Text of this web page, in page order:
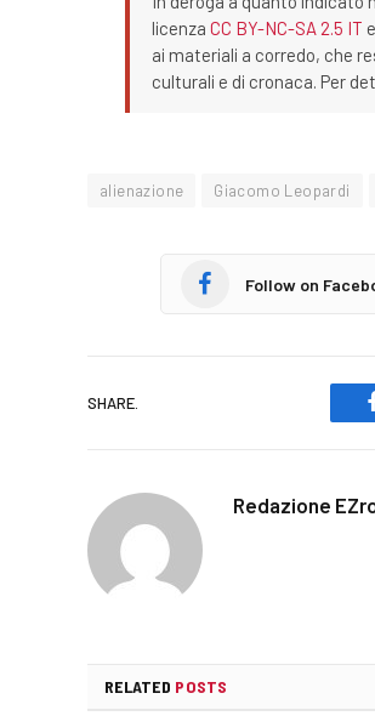
licenza CC BY-NC-SA 2.5 IT
ai materiali a corredo, che
culturali e di cronaca. Per
alienazione Giacomo Leopardi
Follow on
SHARE.
Redazione
RELATED POSTS